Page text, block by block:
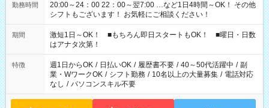
勤務時間
20:00～24：00 22：00～翌7:00 …など1日4時間～OK！ その他
シフトもございます！ お気軽にご相談ください！
期間
激短1日～OK！ ■もちろん即日スタートもOK！ ■曜日・日数
はアナタ次第！
特徴 週1日からOK / 日払いOK / 履歴書不要 / 40～50代活躍中 / 副
業・WワークOK / シフト勤務 / 10名以上の大量募集 / 電話対応
なし / パソコンスキル不要